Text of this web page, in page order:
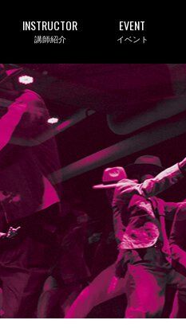
INSTRUCTOR
講師紹介
EVENT
イベント